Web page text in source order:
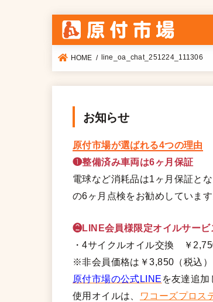
HOME line_oa_chat_251224_111306
お知らせ
原付市場が選ばれる4つの理由
❶整備済み車両は6ヶ月保証
電球など消耗品は1ヶ月保証と
の6ヶ月点検をお勧めしています
❷LINE会員様限定オイルサービ
・4サイクルオイル交換 ￥
※非会員価格は￥3,850（税込）
原付市場の公式LINE を友達追加
使用オイルは、
ワコーズプロス